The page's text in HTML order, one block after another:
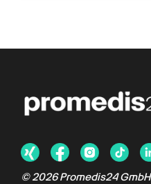
©2026Promedis24 GmbH